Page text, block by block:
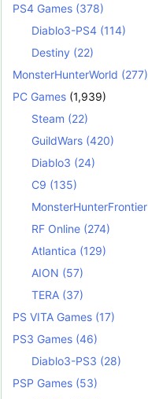
PS4 Games (378)
Diablo3-PS4 (114)
Destiny (22)
MonsterHunterWorld (277)
PC Games (1,939)
Steam (22)
GuildWars (420)
Diablo3 (24)
C9 (135)
MonsterHunterFrontier
RF Online (274)
Atlantica (129)
AION (57)
TERA (37)
PS VITA Games (17)
PS3 Games (46)
Diablo3-PS3 (28)
PSP Games (53)